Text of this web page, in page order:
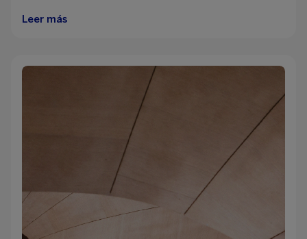
Leer más